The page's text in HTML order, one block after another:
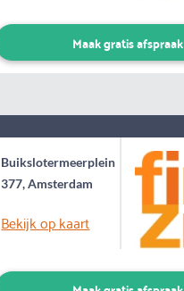
Maak gratis afspraak
Buikslotermeerplein
377, Amsterdam
Bekijk op kaart